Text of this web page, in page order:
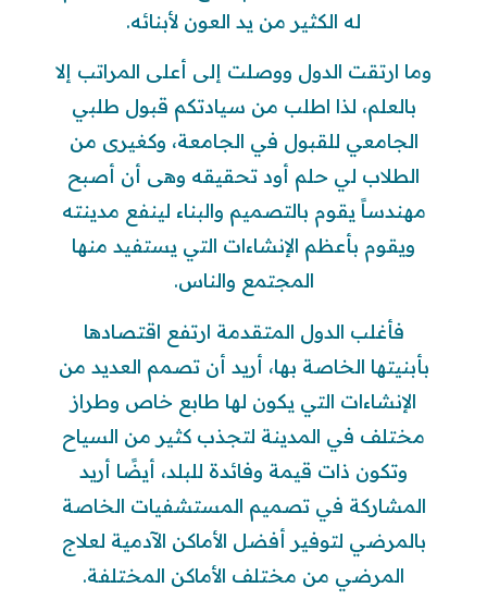
له الكثير من يد العون لأبنائه.
وما ارتقت الدول ووصلت إلى أعلى المراتب إلا
بالعلم، لذا اطلب من سيادتكم قبول طلبي
الجامعي للقبول في الجامعة، وكغيرى من
الطلاب لي حلم أود تحقيقه وهى أن أصبح
مهندساً يقوم بالتصميم والبناء لينفع مدينته
ويقوم بأعظم الإنشاءات التي يستفيد منها
المجتمع والناس.
فأغلب الدول المتقدمة ارتفع اقتصادها
بأبنيتها الخاصة بها، أريد أن تصمم العديد من
الإنشاءات التي يكون لها طابع خاص وطراز
مختلف في المدينة لتجذب كثير من السياح
وتكون ذات قيمة وفائدة للبلد، أيضًا أريد
المشاركة في تصميم المستشفيات الخاصة
بالمرضي لتوفير أفضل الأماكن الآدمية لعلاج
المرضي من مختلف الأماكن المختلفة.